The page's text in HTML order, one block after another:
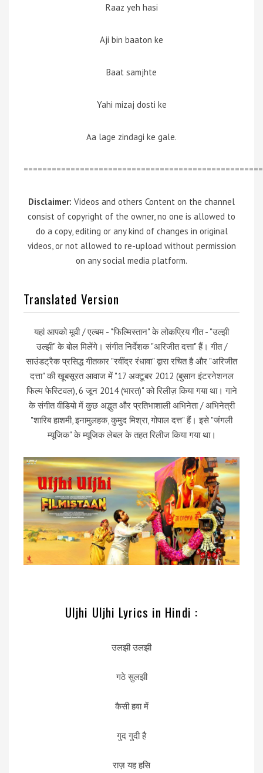
Raaz yeh hasi
Aji bin baaton ke
Baat samjhte
Yahi mizaj dosti ke
Aa lage zindagi ke gale.
Disclaimer: Videos and others Content on the channel
consist of copyright of the owner, no one is allowed to
do a copy, editing or any kind of changes in original
videos, or not allowed to re-upload without permission
on any social media platform.
Translated Version
यहां आपको मूवी / एल्बम - "फिल्मिस्तान" के लोकप्रिय गीत - "उल्झी
उल्झी" के बोल मिलेंगे। संगीत निर्देशक "अरिजीत दत्ता" हैं। गीत /
साउंडट्रैक प्रसिद्ध गीतकार "रवींद्र रंधावा" द्वारा रचित है और "अरिजीत
दत्ता" की खूबसूरत आवाज में "17 अक्टूबर 2012 (बुसान इंटरनेशनल
फिल्म फेस्टिवल), 6 जून 2014 (भारत)" को रिलीज़ किया गया था। गाने
के संगीत वीडियो में कुछ अद्भुत और प्रतिभाशाली अभिनेता / अभिनेत्री
"शारिब हाशमी, इनामुलहक, कुमुद मिश्रा, गोपाल दत्त" हैं। इसे "जंगली
म्यूजिक" के म्यूजिक लेबल के तहत रिलीज किया गया था।
Uljhi Uljhi Lyrics in Hindi :
उलझी उलझी
गठे सुलझी
कैसी हवा में
गुद गुदी है
राज़ यह हसि